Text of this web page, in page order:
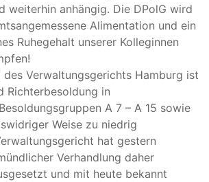
weiterhin anhängig. Die DPolG wird
Alimentation und ein
Ruhegehalt unserer Kolleginnen
des Verwaltungsgerichts Hamburg ist
Richterbesoldung in
A 7 – A 15 sowie
Weise zu niedrig
hat gestern
Verhandlung daher
und mit heute bekannt